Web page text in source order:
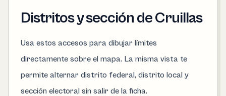
Distritos y sección de Cruillas
Usa estos accesos para dibujar límites
directamente sobre el mapa. La misma vista te
permite alternar distrito federal, distrito local y
sección electoral sin salir de la ficha.